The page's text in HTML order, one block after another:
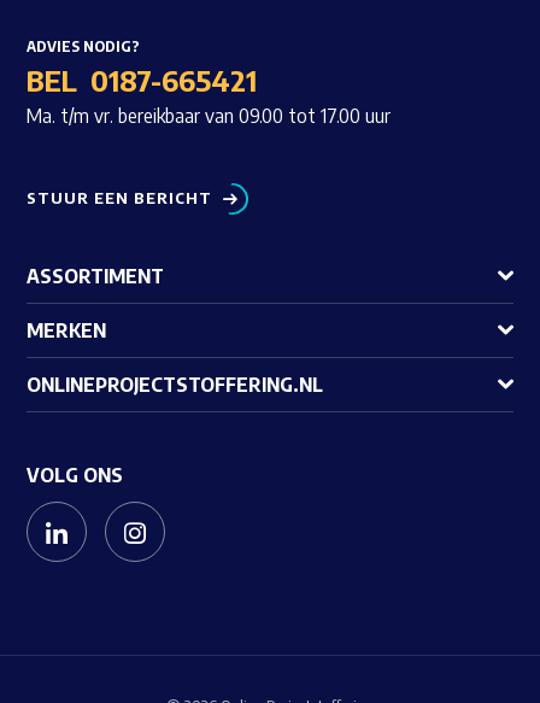
ADVIES NODIG?
BEL 0187-665421
Ma. t/m vr. bereikbaar van 09.00 tot 17.00 uur
STUUR EEN BERICHT
ASSORTIMENT
MERKEN
ONLINEPROJECTSTOFFERING.NL
VOLG ONS